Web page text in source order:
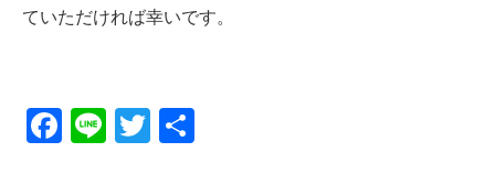
ていただければ幸いです。
F
Li
T